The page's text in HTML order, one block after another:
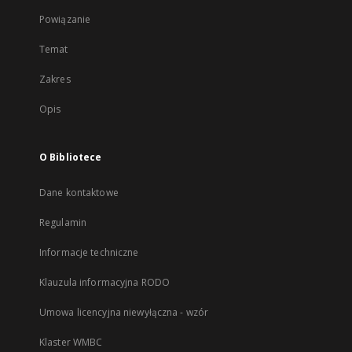
Powiązanie
Temat
Zakres
Opis
O Bibliotece
Dane kontaktowe
Regulamin
Informacje techniczne
Klauzula informacyjna RODO
Umowa licencyjna niewyłączna - wzór
Klaster WMBC